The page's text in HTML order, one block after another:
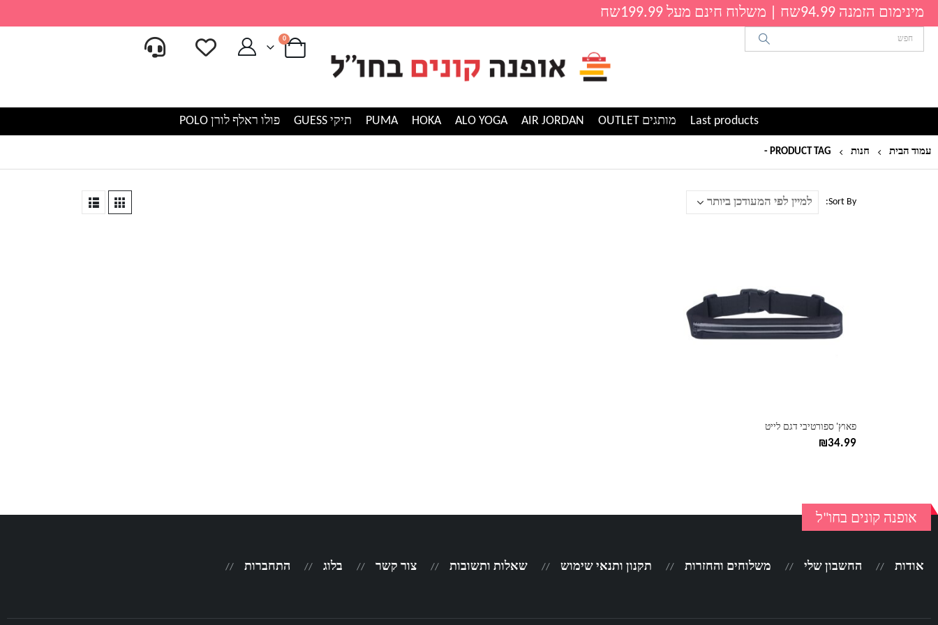
מינימום הזמנה 94.99שח | משלוח חינם מעל 199.99שח
0
Last products מותגים OUTLET AIR JORDAN
ALO YOGA
HOKA
PUMA תיקי GUESS פולו ראלף לורן POLO
עמוד הבית חנות PRODUCT TAG -
Sort By:
פאוץ' ספורטיבי דגם לייט
₪34.99
לבחור
אופנה קונים בחו"ל
אודות החשבון שלי משלוחים והחזרות תקנון ותנאי שימוש שאלות ותשובות צור קשר בלוג התחברות